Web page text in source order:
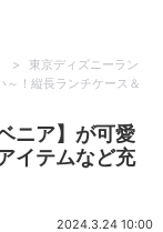
>
東京ディズニーラン
～！縦長ランチケース＆
ニア】が可愛
イテムなど充
2024.3.24 10:00